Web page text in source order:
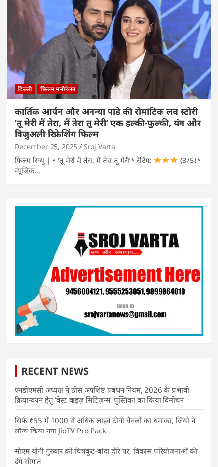
दिल्ली फ़िल्म मनोरंजन
कार्तिक आर्यन और अनन्या पांडे की रोमांटिक लव स्टोरी
‘तू मेरी मैं तेरा, मैं तेरा तू मेरी’ एक हल्की-फुल्की, यंग और
विजुअली रिफ्रेशिंग फिल्म
December 25, 2025 Sroj Varta
फिल्म रिव्यू | * ‘तू मेरी मैं तेरा, मैं तेरा तू मेरी’* रेटिंग:
(3/5)*
म्यूजिक…
RECENT NEWS
एनडीएमसी अध्यक्ष ने ठोस अपशिष्ट प्रबंधन नियम, 2026 के प्रभावी
क्रियान्वयन हेतु ‘वेस्ट वाइज़ सिटिज़न्स’ पुस्तिका का किया विमोचन
सिर्फ ₹55 में 1000 से अधिक लाइव टीवी चैनलों का धमाका, जियो ने
लॉन्च किया नया JioTV Pro Pack
सीएम योगी गुरुवार को चित्रकूट-बांदा दौरे पर, विकास परियोजनाओं की
देंगे सौगात